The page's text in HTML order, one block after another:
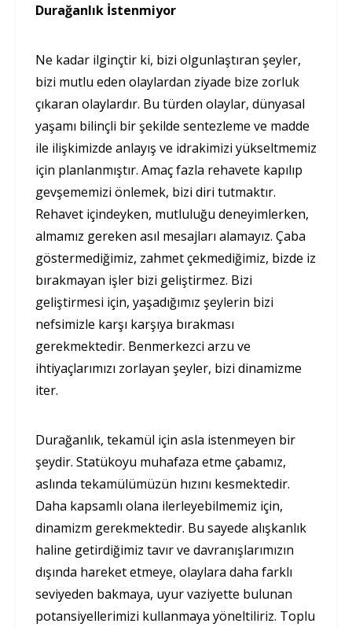
Durağanlık İstenmiyor
Ne kadar ilginçtir ki, bizi olgunlaştıran şeyler,
bizi mutlu eden olaylardan ziyade bize zorluk
çıkaran olaylardır. Bu türden olaylar, dünyasal
yaşamı bilinçli bir şekilde sentezleme ve madde
ile ilişkimizde anlayış ve idrakimizi yükseltmemiz
için planlanmıştır. Amaç fazla rehavete kapılıp
gevşememizi önlemek, bizi diri tutmaktır.
Rehavet içindeyken, mutluluğu deneyimlerken,
almamız gereken asıl mesajları alamayız. Çaba
göstermediğimiz, zahmet çekmediğimiz, bizde iz
bırakmayan işler bizi geliştirmez. Bizi
geliştirmesi için, yaşadığımız şeylerin bizi
nefsimizle karşı karşıya bırakması
gerekmektedir. Benmerkezci arzu ve
ihtiyaçlarımızı zorlayan şeyler, bizi dinamizme
iter.
Durağanlık, tekamül için asla istenmeyen bir
şeydir. Statükoyu muhafaza etme çabamız,
aslında tekamülümüzün hızını kesmektedir.
Daha kapsamlı olana ilerleyebilmemiz için,
dinamizm gerekmektedir. Bu sayede alışkanlık
haline getirdiğimiz tavır ve davranışlarımızın
dışında hareket etmeye, olaylara daha farklı
seviyeden bakmaya, uyur vaziyette bulunan
potansiyellerimizi kullanmaya yöneltiliriz. Toplu